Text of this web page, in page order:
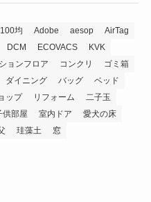
100均 Adobe aesop
AirTag
DCM ECOVACS
KVK
ョンフロア コンクリ
ゴミ箱
ダイニング バッグ
ベッド
ップ リフォーム
二子玉
供部屋 室内ドア
愛犬の床
珪藻土
窓